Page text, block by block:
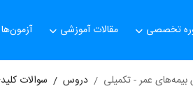
تخصصی مقالات آموزشی آزمون‌ها
عمر - تکمیلی دروس سوالات